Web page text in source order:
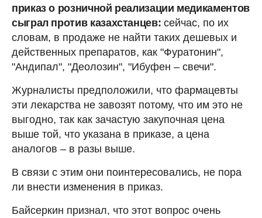
приказ о розничной реализации медикаментов
сыграл против казахстанцев: сейчас, по их
словам, в продаже не найти таких дешевых и
действенных препаратов, как "Фуратонин",
"Андипал", "Деолозин", "Ибуфен – свечи".
Журналисты предположили, что фармацевты
эти лекарства не завозят потому, что им это не
выгодно, так как зачастую закупочная цена
выше той, что указана в приказе, а цена
аналогов – в разы выше.
В связи с этим они поинтересовались, не пора
ли внести изменения в приказ.
Байсеркин признал, что этот вопрос очень